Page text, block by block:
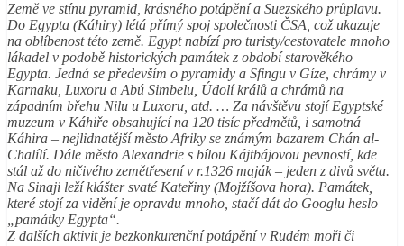
Země ve stínu pyramid, krásného potápění a Suezského průplavu.
Do Egypta (Káhiry) létá přímý spoj společnosti ČSA, což ukazuje
na oblíbenost této země. Egypt nabízí pro turisty/cestovatele mnoho
lákadel v podobě historických památek z období starověkého
Egypta. Jedná se především o pyramidy a Sfingu v Gíze, chrámy v
Karnaku, Luxoru a Abú Simbelu, Údolí králů a chrámů na
západním břehu Nilu u Luxoru, atd. … Za návštěvu stojí Egyptské
muzeum v Káhiře obsahující na 120 tisíc předmětů, i samotná
Káhira – nejlidnatější město Afriky se známým bazarem Chán al-
Chalílí. Dále město Alexandrie s bílou Kájtbájovou pevností, kde
stál až do ničivého zemětřesení v r.1326 maják – jeden z divů světa.
Na Sinaji leží klášter svaté Kateřiny (Mojžíšova hora). Památek,
které stojí za vidění je opravdu mnoho, stačí dát do Googlu heslo
„památky Egypta“.
Z dalších aktivit je bezkonkurenční potápění v Rudém moři či